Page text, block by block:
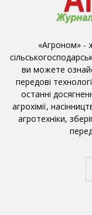
«Агроном» -
ви можете
передові
останні
агрохімії,
агротехніки,